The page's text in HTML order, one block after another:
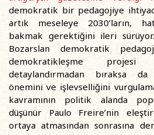
demokratik bir pedagojiye
artık meseleye 2030’ların,
bakmak gerektiğini ileri
Bozarslan demokratik
demokratikleşme
detaylandırmadan bıraksa
önemini ve işlevselliğini
kavramının politik alanda
düşünür Paulo Freire’nin
ortaya atmasından sonrasına